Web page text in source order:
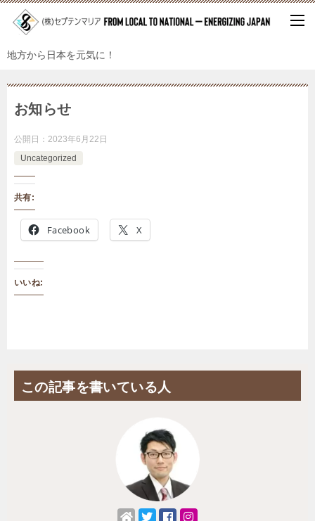
地方から日本を元気に！
お知らせ
公開日： 2023年6月22日
Uncategorized
共有:
Facebook X
いいね:
この記事を書いている人